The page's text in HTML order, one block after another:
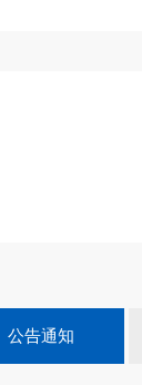
公告通知